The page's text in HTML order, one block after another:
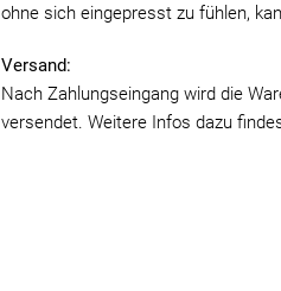
ohne sich eingepresst zu fühlen,
Versand:
Nach Zahlungseingang wird die
versendet. Weitere Infos dazu